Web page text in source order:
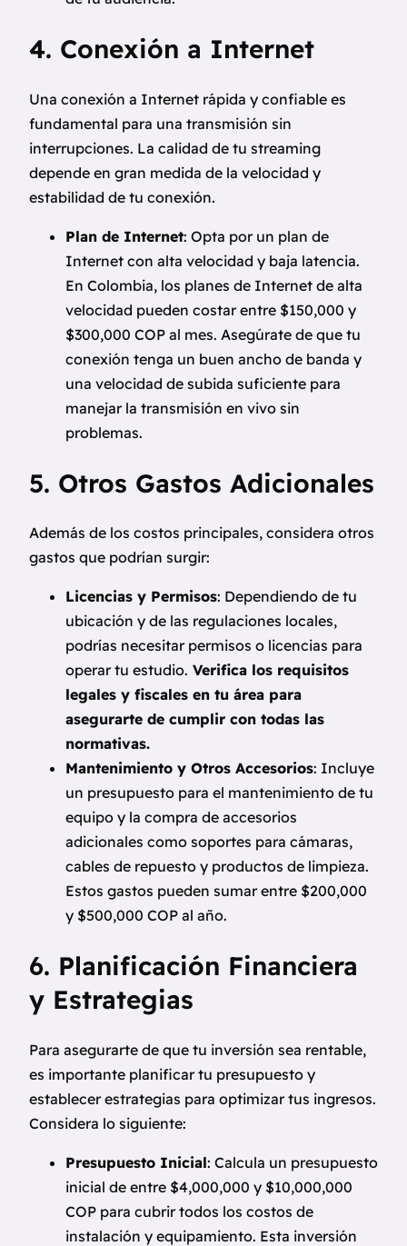
4. Conexión a Internet
Una conexión a Internet rápida y confiable es
fundamental para una transmisión sin
interrupciones. La calidad de tu streaming
depende en gran medida de la velocidad y
estabilidad de tu conexión.
Plan de Internet: Opta por un plan de
Internet con alta velocidad y baja latencia.
En Colombia, los planes de Internet de alta
velocidad pueden costar entre $150,000 y
$300,000 COP al mes. Asegúrate de que tu
conexión tenga un buen ancho de banda y
una velocidad de subida suficiente para
manejar la transmisión en vivo sin
problemas.
5. Otros Gastos Adicionales
Además de los costos principales, considera otros
gastos que podrían surgir:
Licencias y Permisos: Dependiendo de tu
ubicación y de las regulaciones locales,
podrías necesitar permisos o licencias para
operar tu estudio. Verifica los requisitos
legales y fiscales en tu área para
asegurarte de cumplir con todas las
normativas.
Mantenimiento y Otros Accesorios: Incluye
un presupuesto para el mantenimiento de tu
equipo y la compra de accesorios
adicionales como soportes para cámaras,
cables de repuesto y productos de limpieza.
Estos gastos pueden sumar entre $200,000
y $500,000 COP al año.
6. Planificación Financiera
y Estrategias
Para asegurarte de que tu inversión sea rentable,
es importante planificar tu presupuesto y
establecer estrategias para optimizar tus ingresos.
Considera lo siguiente:
Presupuesto Inicial: Calcula un presupuesto
inicial de entre $4,000,000 y $10,000,000
COP para cubrir todos los costos de
instalación y equipamiento. Esta inversión